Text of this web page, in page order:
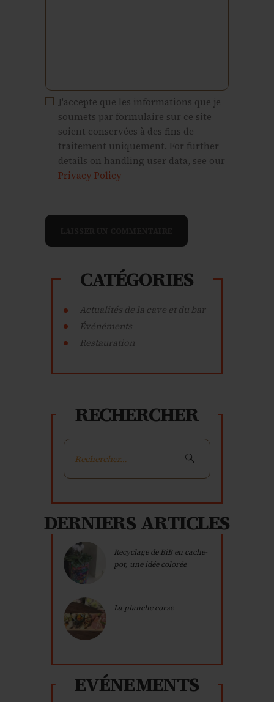
J'accepte que les informations que je
soumets par formulaire sur ce site
soient conservées à des fins de
traitement uniquement. For further
details on handling user data, see our
Privacy Policy
CATÉGORIES
Actualités de la cave et du bar
Événéments
Restauration
RECHERCHER
Rechercher :
DERNIERS ARTICLES
Recyclage de BiB en cache-
pot, une idée colorée
La planche corse
EVÉNEMENTS